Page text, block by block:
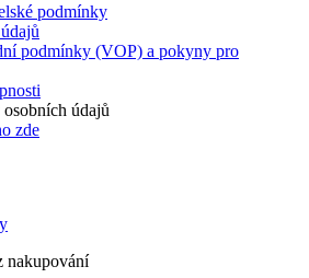
podmínky
podmínky (VOP) a pokyny pro
údajů
zde
nakupování